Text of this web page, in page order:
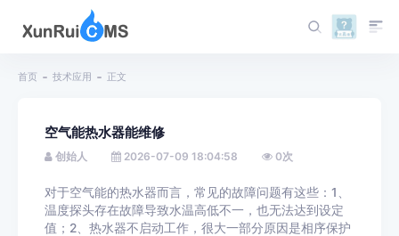
首页 技术应用 正文
空气能热水器能维修
创始人 2026-07-09 18:04:58 0次
对于空气能的热水器而言，常见的故障问题有这些：1、
温度探头存在故障导致水温高低不一，也无法达到设定
值；2、热水器不启动工作，很大一部分原因是相序保护